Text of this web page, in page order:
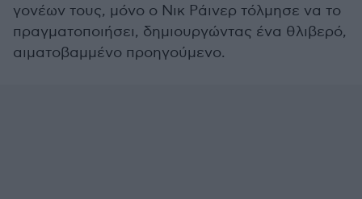
γονέων τους, μόνο ο Νικ Ράινερ τόλμησε να το
πραγματοποιήσει, δημιουργώντας ένα θλιβερό,
αιματοβαμμένο προηγούμενο.